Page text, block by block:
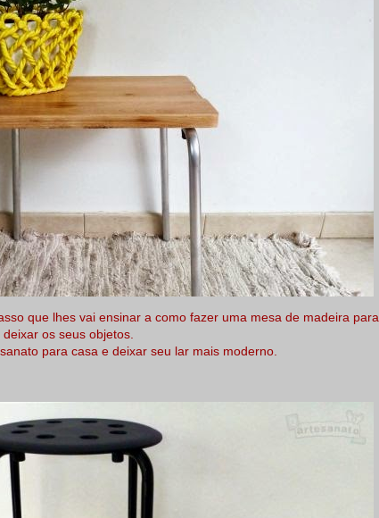
que lhes vai ensinar a como fazer uma mesa de madeira para
os seus objetos.
para casa e deixar seu lar mais moderno.